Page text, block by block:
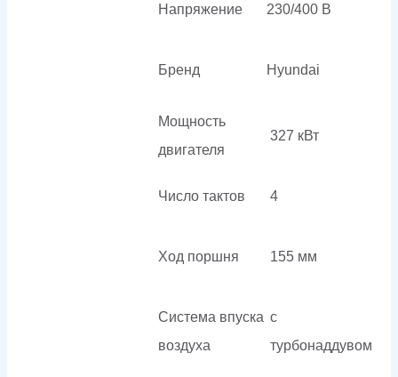
Напряжение 230/400 В
Бренд Hyundai
Мощность
двигателя
327 кВт
Число тактов 4
Ход поршня 155 мм
Система впуска
воздуха
с
турбонаддувом